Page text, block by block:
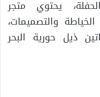
يحتوي متجر
والتصميمات،
ذيل حورية البحر